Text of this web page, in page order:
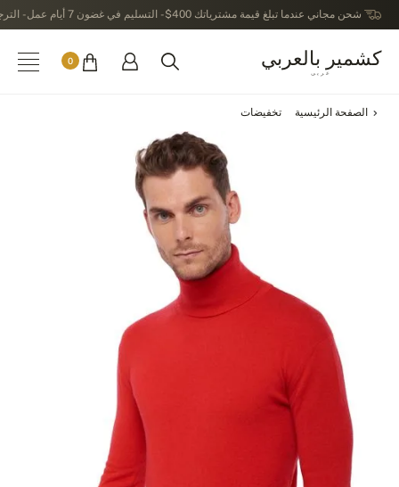
شحن مجاني عندما تبلغ قيمة مشترياتك 400$ - التسليم في غضون 7 أيام عمل - الترجيع في خلال 14 يوماً بعد الاستلام
كشمير بالعربي
عربى
0
الصفحة الرئيسية تخفيضات